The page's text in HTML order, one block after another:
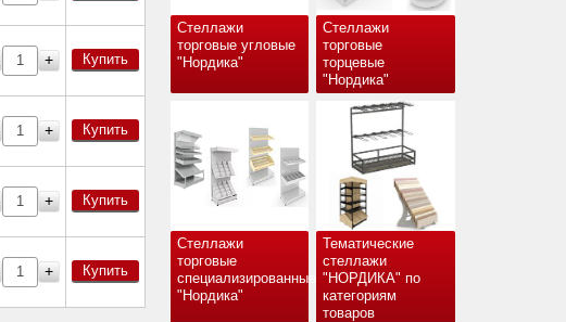
Стеллажи
торговые угловые
"Нордика"
Стеллажи
торговые
торцевые
"Нордика"
Стеллажи
торговые
специализированные
"Нордика"
Тематические
стеллажи
"НОРДИКА" по
категориям
товаров
+ Купить
+ Купить
+ Купить
+ Купить